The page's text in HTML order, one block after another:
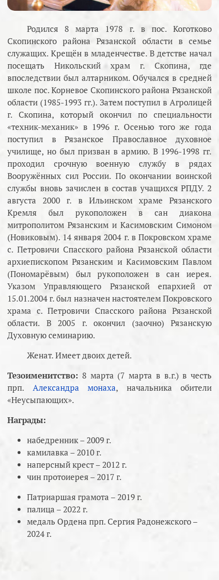
Родился 8 марта 1978 г. в пос. Коготково
Скопинского района Рязанской области в семье
служащих. Крещён в младенчестве. В детстве начал
посещать Никольский храм г. Скопина, где
впоследствии был алтарником. Обучался в средней
школе пос. Корневое Скопинского района Рязанской
области (1985-1993 гг.). Затем поступил в Агролицей
г. Скопина, который окончил по специальности
«техник-механик» в 1996 г. Осенью того же года
поступил в Рязанское Православное духовное
училище, но был призван в армию. В 1996-1998 гг.
проходил срочную военную службу в рядах
Вооружённых сил России. По окончании воинской
службы вновь зачислен в состав учащихся РПДУ. 2
августа 2000 г. в Ильинском храме Рязанского
Кремля был рукоположен в сан диакона
митрополитом Рязанским и Касимовским Симоном
(Новиковым). 14 января 2004 г. в Покровском храме
с. Петровичи Спасского района Рязанской области
архиепископом Рязанским и Касимовским Павлом
(Пономарёвым) был рукоположен в сан иерея.
Указом Управляющего Рязанской епархией от
15.01.2004 г. был назначен настоятелем Покровского
храма с. Петровичи Спасского района Рязанской
области. В 2005 г. окончил (заочно) Рязанскую
Духовную семинарию.
Женат. Имеет двоих детей.
Тезоименитство: 8 марта (7 марта в в.г.) в честь
прп. Александра монаха, начальника обители
«Неусыпающих».
Награды:
набедренник – 2009 г.
камилавка – 2010 г.
наперсный крест – 2012 г.
чин протоиерея – 2017 г.
Патриаршая грамота – 2019 г.
палица – 2022 г.
медаль Ордена прп. Сергия Радонежского –
2024 г.